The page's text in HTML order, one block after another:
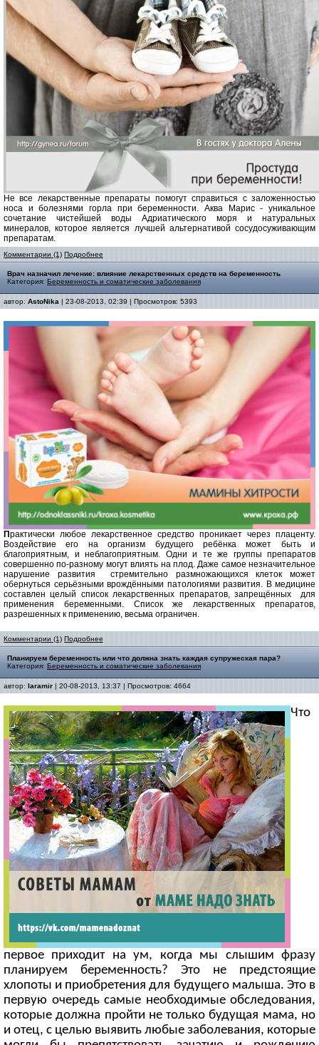
Не все лекарственные препараты помогут справиться с заложенностью
носа и болезнями горла при беременности. Аква Марис - уникальное
сочетание чистейшей воды Адриатического моря и натуральных
минералов, которое является лучшей альтернативой сосудосуживающим
препаратам.
Комментарии (1) Подробнее
Врач назначил лечение: влияние лекарственных средств на беременность
Категория: Беременность и соматические заболевания
автор: AstoNika | 23-08-2013, 02:39 | Просмотров: 5393
Практически любое лекарственное средство проникает через плаценту.
Воздействие его на организм будущего ребёнка может быть и
благоприятным, и неблагоприятным. Одни и те же группы препаратов
совершенно по-разному могут влиять на плод. Даже самое незначительное
нарушение развития стремительно размножающихся клеток может
обернуться серьёзными врождёнными патологиями развития. В медицине
составлен целый список лекарственных препаратов, запрещённых для
применения беременными. Список же лекарственных препаратов,
разрешенных к применению, весьма ограничен.
Комментарии (1) Подробнее
Планируем беременность или что должна знать каждая супружеская пара?
Категория: Беременность и соматические заболевания
автор: laramir | 20-08-2013, 13:37 | Просмотров: 4664
Что
первое приходит на ум, когда мы слышим фразу
планируем беременность? Это не предстоящие
хлопоты и приобретения для будущего малыша. Это в
первую очередь самые необходимые обследования,
которые должна пройти не только будущая мама, но
и отец, с целью выявить любые заболевания, которые